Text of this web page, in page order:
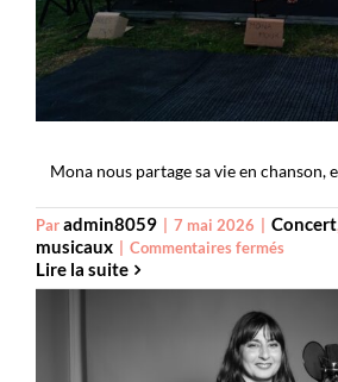
Mona nous partage sa vie en chanson,
Paradmin8059 7 mai 2026 Concert
musicaux
Commentaires ferméssur
Mour
Lire la suite